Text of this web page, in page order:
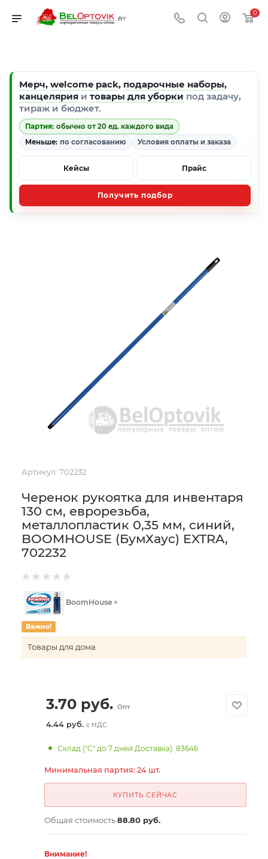
0
Мерч, welcome pack, подарочные наборы,
канцелярия и товары для уборки под задачу,
тираж и бюджет.
Партия: обычно от 20 ед. каждого вида
Меньше: по согласованию Условия оплаты и заказа
Кейсы Прайс
Получить подбор
Артикул: 702232
Черенок рукоятка для инвентаря
130 см, еврорезьба,
металлопластик 0,35 мм, синий,
BOOMHOUSE (БумХаус) EXTRA,
702232
BoomHouse >
Важно!
Товары для дома
3.70руб. Опт
4.44 руб. с НДС
Склад ("С" до 7 дней Доставка): 83646
Минимальная партия: 24 шт.
КУПИТЬ СЕЙЧАС
Общая стоимость88.80 руб.
Внимание!